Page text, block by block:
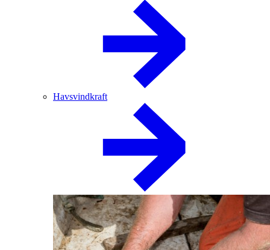
Havsvindkraft